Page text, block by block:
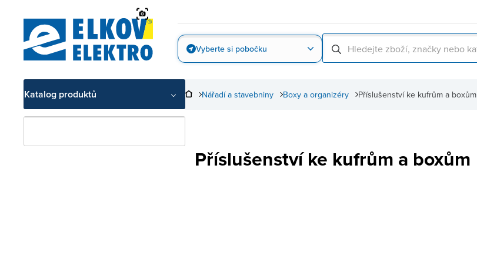
Vyberte si pobočku
Katalog produktů Příslušenství ke kufrům a boxům
Boxy a organizéry
Nářadí a stavebniny
Příslušenství ke kufrům a boxům